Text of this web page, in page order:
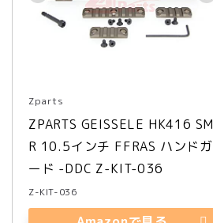
Zparts
ZPARTS GEISSELE HK416 SM
R 10.5インチ FFRAS ハンドガ
ード -DDC Z-KIT-036
Z-KIT-036